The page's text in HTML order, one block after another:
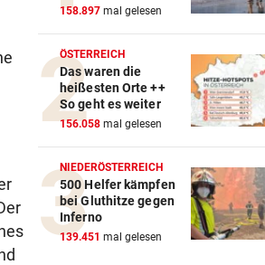
Den Freiluftsommer in
Reinkultur erleben
158.897 mal gelesen
ÖSTERREICH
Das waren die
heißesten Orte ++
So geht es weiter
156.058 mal gelesen
NIEDERÖSTERREICH
500 Helfer kämpfen
bei Gluthitze gegen
Inferno
139.451 mal gelesen